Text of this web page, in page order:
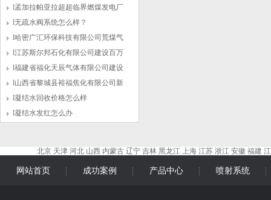
年产42万吨纸浆
l孟加拉帕亚拉超超临界燃煤发电厂
二期
l无疏水阀系统怎么样？
l哈密广汇环保科技有限公司荒煤气
制乙二醇项目
l江苏斯尔邦石化有限公司建设百万
吨煤制甲醇项
l福建省福化天辰气体有限公司建设
大型煤气化项
l山西省黎城县裕福焦化有限公司新
建600万吨焦化
l凝结水回收价格怎么样
l凝结水发红怎么办
北京 天津 河北 山西 内蒙古 辽宁 吉林 黑龙江 上海 江苏 浙江 安徽 福建
网站首页 成功案例 产品中心 喷射系统